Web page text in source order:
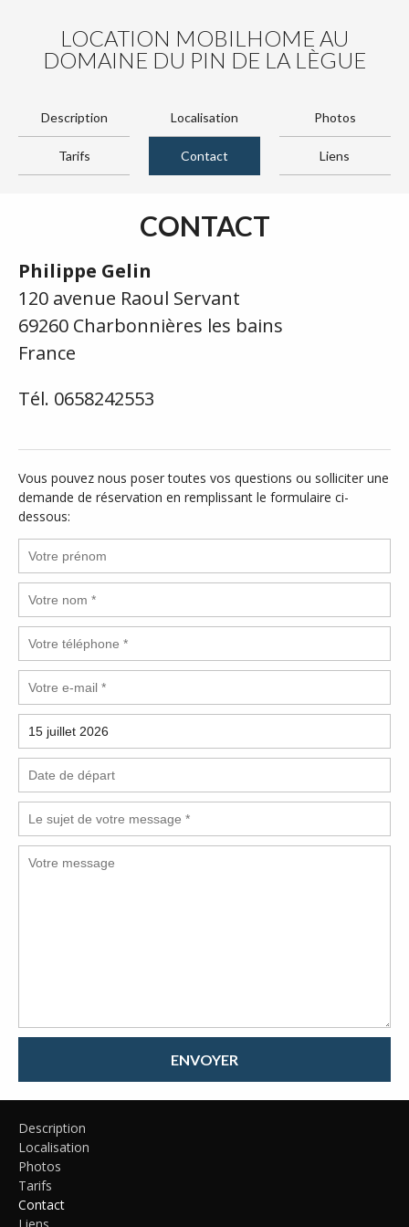
LOCATION MOBILHOME AU
DOMAINE DU PIN DE LA LÈGUE
Description Localisation Photos
Tarifs Contact Liens
CONTACT
Philippe Gelin
120 avenue Raoul Servant
69260 Charbonnières les bains
France
Tél. 0658242553
Vous pouvez nous poser toutes vos questions ou solliciter une
demande de réservation en remplissant le formulaire ci-
dessous:
ENVOYER
Description
Localisation
Photos
Tarifs
Contact